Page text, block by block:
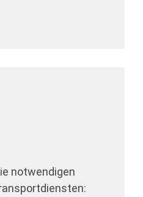
notwendigen